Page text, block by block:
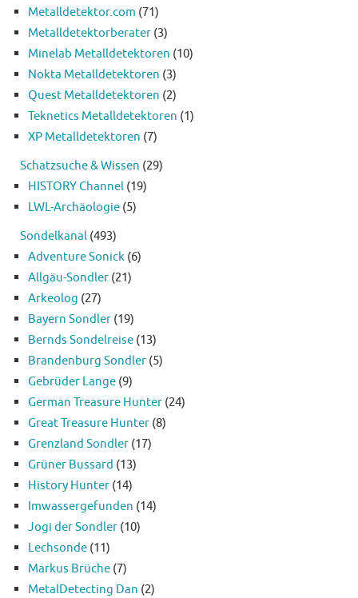
Metalldetektor.com (71)
Metalldetektorberater (3)
Minelab Metalldetektoren (10)
Nokta Metalldetektoren (3)
Quest Metalldetektoren (2)
Teknetics Metalldetektoren (1)
XP Metalldetektoren (7)
Schatzsuche & Wissen (29)
HISTORY Channel (19)
LWL-Archäologie (5)
Sondelkanal (493)
Adventure Sonick (6)
Allgäu-Sondler (21)
Arkeolog (27)
Bayern Sondler (19)
Bernds Sondelreise (13)
Brandenburg Sondler (5)
Gebrüder Lange (9)
German Treasure Hunter (24)
Great Treasure Hunter (8)
Grenzland Sondler (17)
Grüner Bussard (13)
History Hunter (14)
Imwassergefunden (14)
Jogi der Sondler (10)
Lechsonde (11)
Markus Brüche (7)
MetalDetecting Dan (2)